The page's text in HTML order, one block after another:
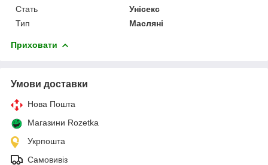
Стать
Унісекс
Тип
Масляні
Приховати
Умови доставки
Нова Пошта
Магазини Rozetka
Укрпошта
Самовивіз